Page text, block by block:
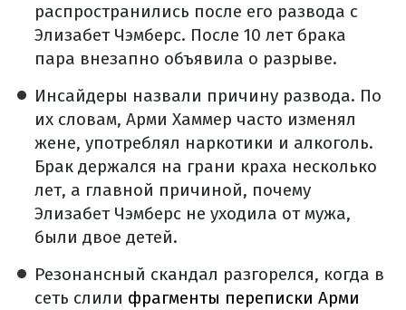
распространились после его развода с
Элизабет Чэмберс. После 10 лет брака
пара внезапно объявила о разрыве.
Инсайдеры назвали причину развода. По
их словам, Арми Хаммер часто изменял
жене, употреблял наркотики и алкоголь.
Брак держался на грани краха несколько
лет, а главной причиной, почему
Элизабет Чэмберс не уходила от мужа,
были двое детей.
Резонансный скандал разгорелся, когда в
сеть слили фрагменты переписки Арми